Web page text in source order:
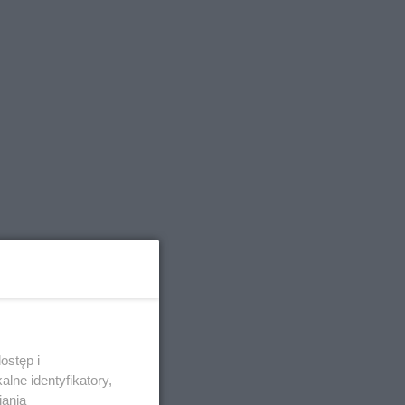
i
identyfikatory,